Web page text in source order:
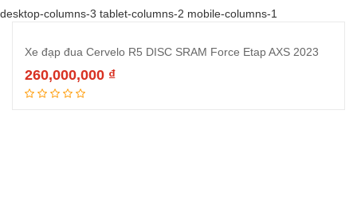
desktop-columns-3 tablet-columns-2 mobile-columns-1
Xe đạp đua Cervelo R5 DISC SRAM Force Etap AXS 2023
260,000,000 ₫